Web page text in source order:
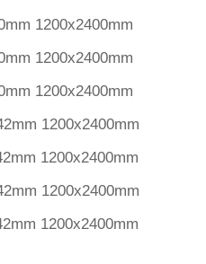
1200x2400mm
1200x2400mm
1200x2400mm
1200x2400mm
1200x2400mm
1200x2400mm
1200x2400mm